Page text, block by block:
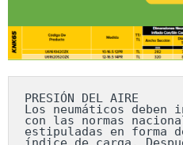
PRESIÓN DEL AIRE
Los neumáticos deben
con las normas
estipuladas en forma
índice de carga.